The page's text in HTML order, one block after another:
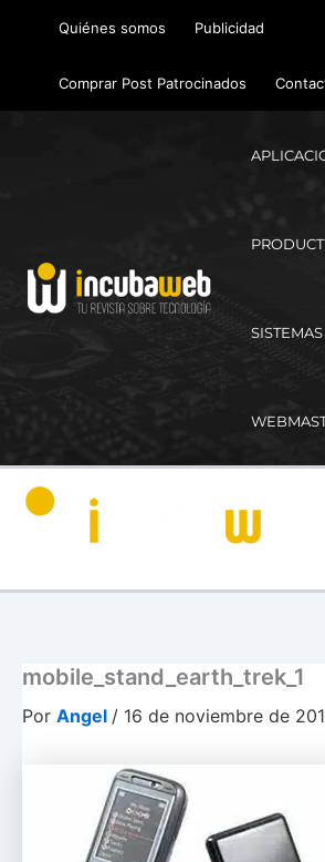
Quiénes somos Publicidad
Comprar Post Patrocinados
mobile_stand_earth_trek_1
Por Angel / 16 de noviembre de